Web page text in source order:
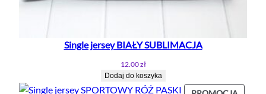
Single jersey BIAŁY SUBLIMACJA
12.00zł
Dodaj do koszyka